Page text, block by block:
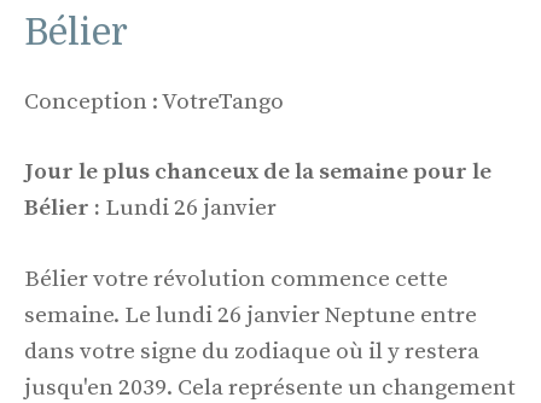
Bélier
Conception : VotreTango
Jour le plus chanceux de la semaine pour le
Bélier : Lundi 26 janvier
Bélier votre révolution commence cette
semaine. Le lundi 26 janvier Neptune entre
dans votre signe du zodiaque où il y restera
jusqu'en 2039. Cela représente un changement